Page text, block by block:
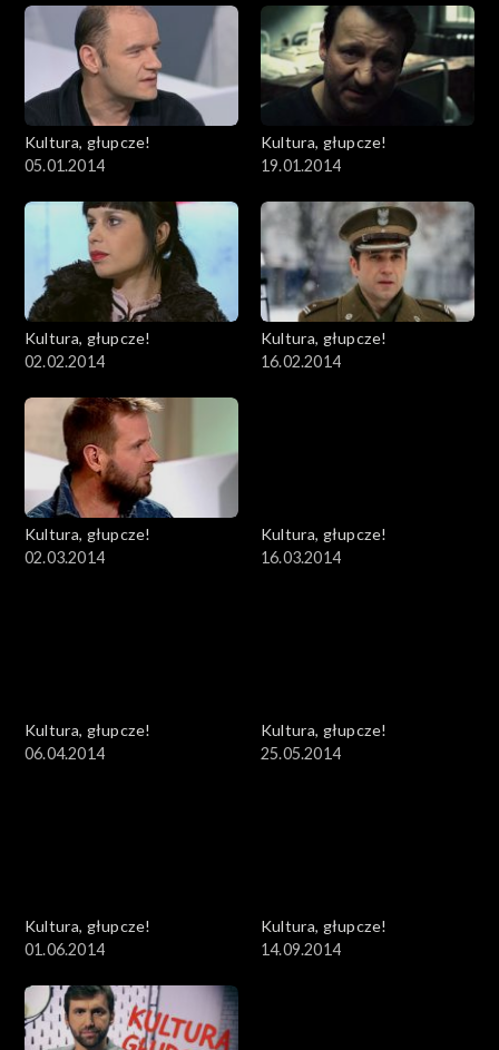
Kultura, głupcze!
05.01.2014
Kultura, głupcze!
19.01.2014
Kultura, głupcze!
02.02.2014
Kultura, głupcze!
16.02.2014
Kultura, głupcze!
02.03.2014
Kultura, głupcze!
16.03.2014
Kultura, głupcze!
06.04.2014
Kultura, głupcze!
25.05.2014
Kultura, głupcze!
01.06.2014
Kultura, głupcze!
14.09.2014